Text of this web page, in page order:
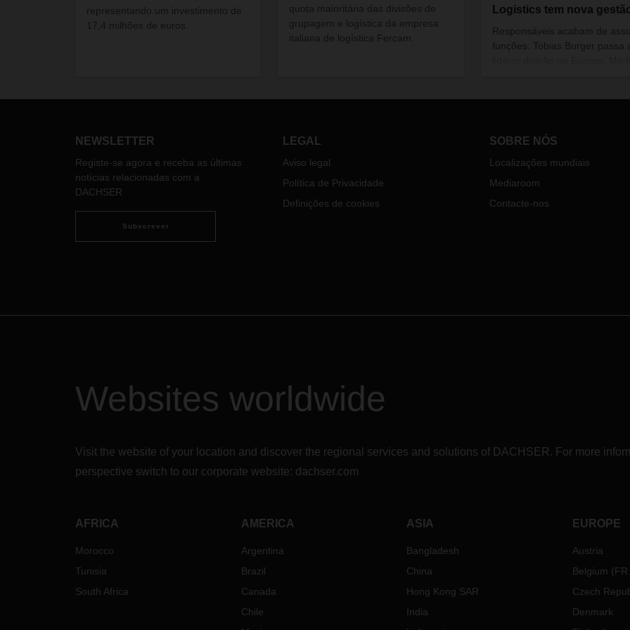
representando um investimento de
17,4 milhões de euros.
quota maioritária das divisões de
grupagem e logística da empresa
italiana de logística Fercam.
Logistics tem nova
Responsáveis acabam de
funções: Tobias Burger passa a
NEWSLETTER
Registe-se agora e receba as últimas
notícias relacionadas com a
DACHSER
Subscrever
LEGAL
Aviso legal
Política de Privacidade
Definições de cookies
SOBRE NÓS
Localizações mundiais
Mediaroom
Contacte-nos
Websites worldwide
Visit the website of your location and discover the regional services and solutions of DACHSER. For more
perspective switch to our corporate website: dachser.com
AFRICA
Morocco
Tunisia
South Africa
AMERICA
Argentina
Brazil
Canada
Chile
ASIA
Bangladesh
China
Hong Kong SAR
India
EUROPE
Austria
Belgium (FR
Czech
Denmark